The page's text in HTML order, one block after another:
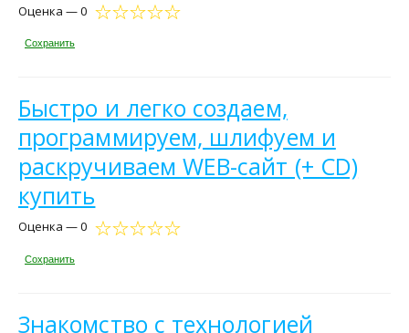
Оценка — 0
Сохранить
Быстро и легко создаем,
программируем, шлифуем и
раскручиваем WEB-сайт (+ CD)
купить
Оценка — 0
Сохранить
Знакомство с технологией